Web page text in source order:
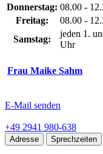
Donnerstag: 08.00 -
Freitag:
08.00 -
Samstag:
jeden 1.
Uhr
Frau Maike Sahm
E-Mail senden
+49 2941 980-638
Adresse Sprechzeiten